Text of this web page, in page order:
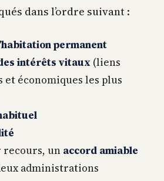
dans l’ordre suivant :
permanent
intérêts vitaux (liens
et économiques les plus
recours, un accord amiable
administrations